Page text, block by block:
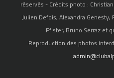
réservés - Crédits photo :
Julien Defois, Alexandra
Pfister, Bruno Serraz et
Reproduction des photos